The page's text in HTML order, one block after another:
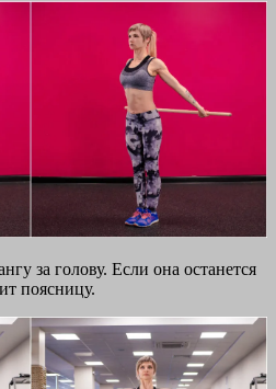
за голову. Если она останется
поясницу.